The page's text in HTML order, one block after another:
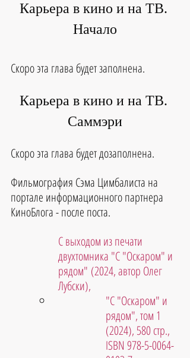
Карьера в кино и на ТВ.
Начало
Скоро эта глава будет заполнена.
Карьера в кино и на ТВ.
Саммэри
Скоро эта глава будет дозаполнена.
Фильмография Сэма Цимбалиста на
портале информационного партнера
КиноБлога - после поста.
С выходом из печати
двухтомника "С "Оскаром" и
рядом" (2024, автор Олег
Лубски),
"С "Оскаром" и
рядом", том 1
(2024), 580 стр.,
ISBN 978-5-0064-